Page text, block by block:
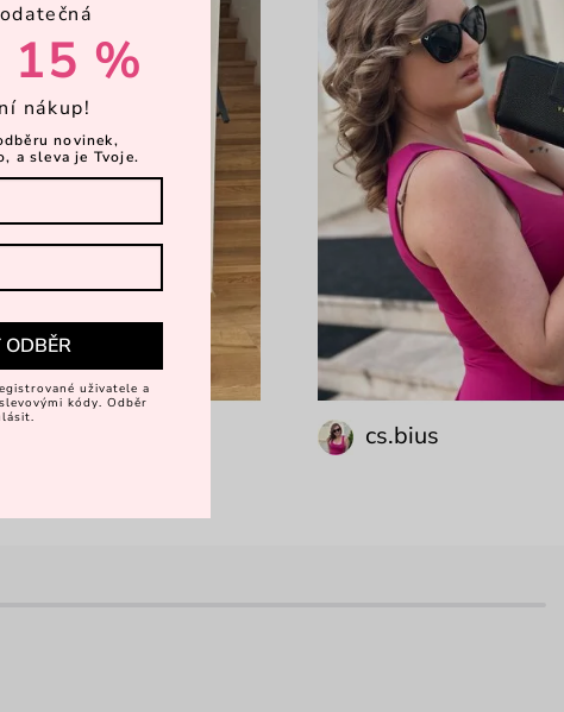
cs.bius
15 %
nákup!
novinek,
a sleva je Tvoje.
uživatele a
kódy. Odběr